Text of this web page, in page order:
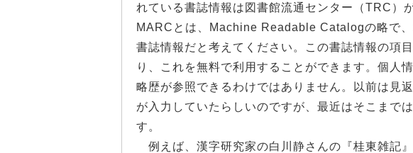
れている書誌情報は図書館流通センター（TRC）
MARCとは、Machine Readable Catalogの略で
書誌情報だと考えてください。この書誌情報の項
り、これを無料で利用することができます。個人
略歴が参照できるわけではありません。以前は見
が入力していたらしいのですが、最近はそこまで
す。
例えば、漢字研究家の白川静さんの『桂東雑記